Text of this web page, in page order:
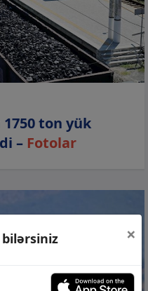
ton yük
– Fotolar
×